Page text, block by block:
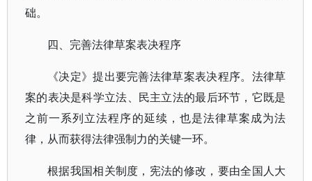
础。
四、完善法律草案表决程序
《决定》提出要完善法律草案表决程序。法律草
案的表决是科学立法、民主立法的最后环节，它既是
之前一系列立法程序的延续，也是法律草案成为法
律，从而获得法律强制力的关键一环。
根据我国相关制度，宪法的修改，要由全国人大